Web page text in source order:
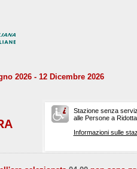
2026 - 12 Dicembre 2026
Stazione senza
alle Persone a
Informazioni sulle